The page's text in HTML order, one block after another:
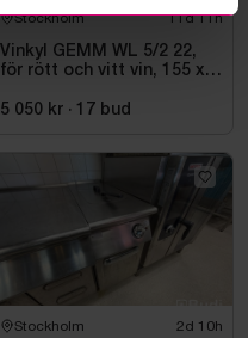
Stockholm 11d 11h
Vinkyl GEMM WL 5/2 22,
för rött och vitt vin, 155 x
5 050 kr · 17 bud
Stockholm 2d 10h